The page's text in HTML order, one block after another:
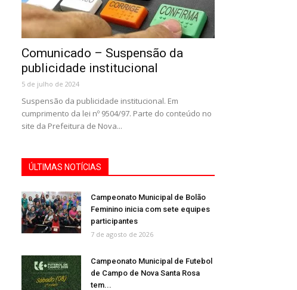
Comunicado – Suspensão da
publicidade institucional
5 de julho de 2024
Suspensão da publicidade institucional. Em
cumprimento da lei nº 9504/97. Parte do conteúdo no
site da Prefeitura de Nova...
ÚLTIMAS NOTÍCIAS
Campeonato Municipal de Bolão
Feminino inicia com sete equipes
participantes
7 de agosto de 2026
Campeonato Municipal de Futebol
de Campo de Nova Santa Rosa
tem...